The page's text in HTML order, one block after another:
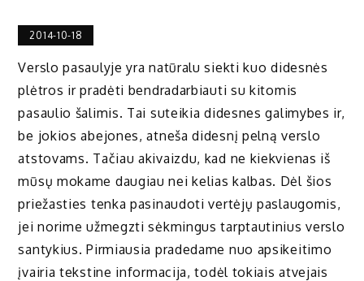
2014-10-18
Verslo pasaulyje yra natūralu siekti kuo didesnės
plėtros ir pradėti bendradarbiauti su kitomis
pasaulio šalimis. Tai suteikia didesnes galimybes ir,
be jokios abejones, atneša didesnį pelną verslo
atstovams. Tačiau akivaizdu, kad ne kiekvienas iš
mūsų mokame daugiau nei kelias kalbas. Dėl šios
priežasties tenka pasinaudoti vertėjų paslaugomis,
jei norime užmegzti sėkmingus tarptautinius verslo
santykius. Pirmiausia pradedame nuo apsikeitimo
įvairia tekstine informacija, todėl tokiais atvejais